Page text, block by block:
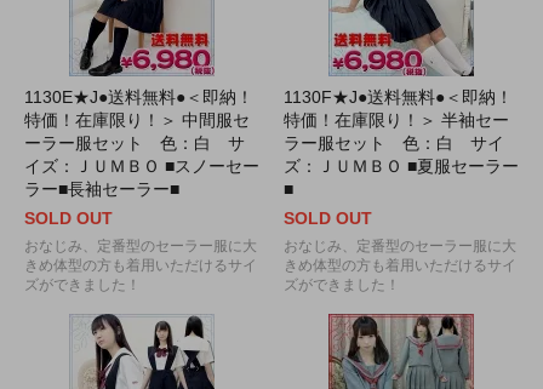
1130E★J●送料無料●＜即納！
特価！在庫限り！＞ 中間服セ
ーラー服セット 色：白 サ
イズ：ＪＵＭＢＯ ■スノーセー
ラー■長袖セーラー■
SOLD OUT
おなじみ、定番型のセーラー服に大
きめ体型の方も着用いただけるサイ
ズができました！
1130F★J●送料無料●＜即納！
特価！在庫限り！＞ 半袖セー
ラー服セット 色：白 サイ
ズ：ＪＵＭＢＯ ■夏服セーラー
■
SOLD OUT
おなじみ、定番型のセーラー服に大
きめ体型の方も着用いただけるサイ
ズができました！